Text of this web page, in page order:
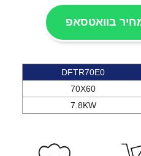
בוואטסאפ
DFTR70E0
70X60
7.8KW